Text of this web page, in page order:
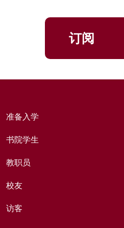
订阅
准备入学
书院学生
教职员
校友
访客